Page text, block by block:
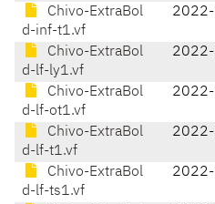
Chivo-ExtraBol
d-inf-t1.vf
Chivo-ExtraBol
d-lf-ly1.vf
Chivo-ExtraBol
d-lf-ot1.vf
Chivo-ExtraBol
d-lf-t1.vf
Chivo-ExtraBol
d-lf-ts1.vf